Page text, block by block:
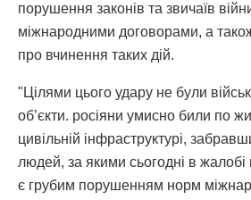
порушення законів та звичаїв
міжнародними договорами, а
про вчинення таких дій.
"Цілями цього удару не були
об’єкти. росіяни умисно били по
цивільній інфраструктурі,
людей, за якими сьогодні в жалобі
є грубим порушенням норм